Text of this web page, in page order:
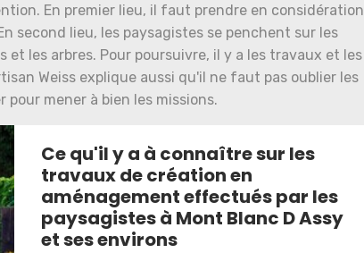
En premier lieu, il faut prendre en considération
second lieu, les paysagistes se penchent sur les
les arbres. Pour poursuivre, il y a les travaux et les
Weiss explique aussi qu'il ne faut pas oublier les
mener à bien les missions.
Ce qu'il y a à connaître sur les
travaux de création en
aménagement effectués par les
paysagistes à Mont Blanc D Assy
et ses environs